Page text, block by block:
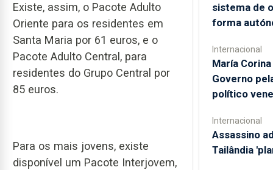
Existe, assim, o Pacote Adulto
Oriente para os residentes em
Santa Maria por 61 euros, e o
Pacote Adulto Central, para
residentes do Grupo Central por
85 euros.
Para os mais jovens, existe
disponível um Pacote Interjovem,
sistema de
forma
Internacional
María
Governo
político
Internacional
Assassino
Tailândia